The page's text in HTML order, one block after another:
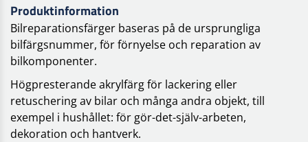
Produktinformation
Bilreparationsfärger baseras på de ursprungliga
bilfärgsnummer, för förnyelse och reparation av
bilkomponenter.
Högpresterande akrylfärg för lackering eller
retuschering av bilar och många andra objekt, till
exempel i hushållet: för gör-det-själv-arbeten,
dekoration och hantverk.